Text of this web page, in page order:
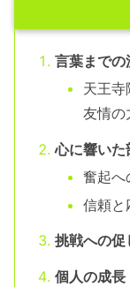
言葉までの
天王寺
友情の
心に響いた
奮起へ
信頼と
挑戦への促
個人の成長